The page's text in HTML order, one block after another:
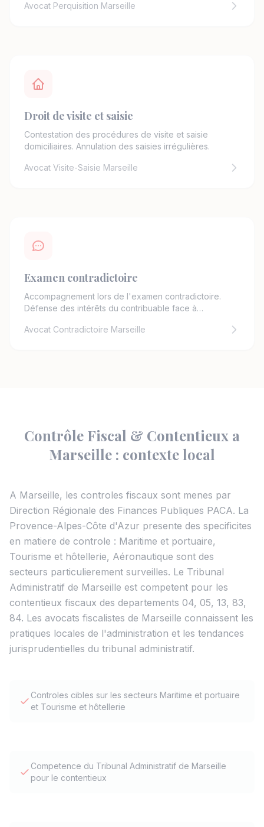
Avocat Perquisition Marseille
Droit de visite et saisie
Contestation des procédures de visite et saisie
domiciliaires. Annulation des saisies irrégulières.
Avocat Visite-Saisie Marseille
Examen contradictoire
Accompagnement lors de l'examen contradictoire.
Défense des intérêts du contribuable face à
Avocat Contradictoire Marseille
Contrôle Fiscal & Contentieux a
Marseille : contexte local
A Marseille, les controles fiscaux sont menes par
Direction Régionale des Finances Publiques PACA. La
Provence-Alpes-Côte d'Azur presente des specificites
en matiere de controle : Maritime et portuaire,
Tourisme et hôtellerie, Aéronautique sont des
secteurs particulierement surveilles. Le Tribunal
Administratif de Marseille est competent pour les
contentieux fiscaux des departements 04, 05, 13, 83,
84. Les avocats fiscalistes de Marseille connaissent les
pratiques locales de l'administration et les tendances
jurisprudentielles du tribunal administratif.
Controles cibles sur les secteurs Maritime et portuaire
et Tourisme et hôtellerie
Competence du Tribunal Administratif de Marseille
pour le contentieux